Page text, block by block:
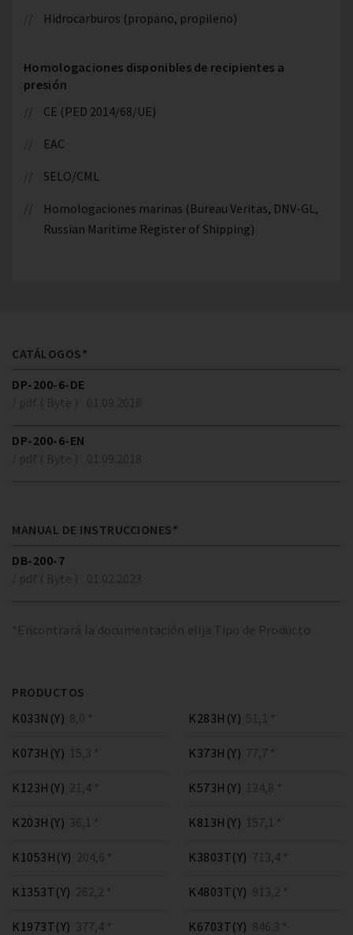
Hidrocarburos (propano, propileno)
Homologaciones disponibles de recipientes a
presión
CE (PED 2014/68/UE)
EAC
SELO/CML
Homologaciones marinas (Bureau Veritas, DNV-GL,
Russian Maritime Register of Shipping)
CATÁLOGOS*
DP-200-6-DE
DP-200-6-EN
MANUAL DE INSTRUCCIONES*
DB-200-7
*Encontrará la documentación elija Tipo de Producto
PRODUCTOS
K033N(Y) 8,0 *
K073H(Y) 15,3 *
K123H(Y) 21,4 *
K203H(Y) 36,1 *
K283H(Y) 51,1 *
K373H(Y) 77,7 *
K573H(Y) 124,8 *
K813H(Y) 157,1 *
K1053H(Y) 204,6 *
K1353T(Y) 262,2 *
K1973T(Y) 377,4 *
K3803T(Y) 713,4 *
K4803T(Y) 913,2 *
K6703T(Y) 846.3 *